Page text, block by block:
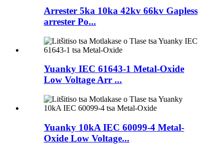
Arrester 5ka 10ka 42kv 66kv Gapless
arrester Po...
Yuanky IEC 61643-1 Metal-Oxide
Low Voltage Arr ...
Yuanky 10kA IEC 60099-4 Metal-
Oxide Low Voltage...